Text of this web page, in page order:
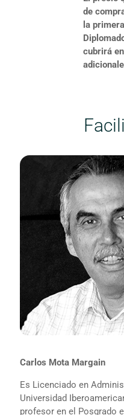
de
la
cubrirá
Carlos Mota Margain
Es Licenciado en
Universidad
profesor en el Posgrado